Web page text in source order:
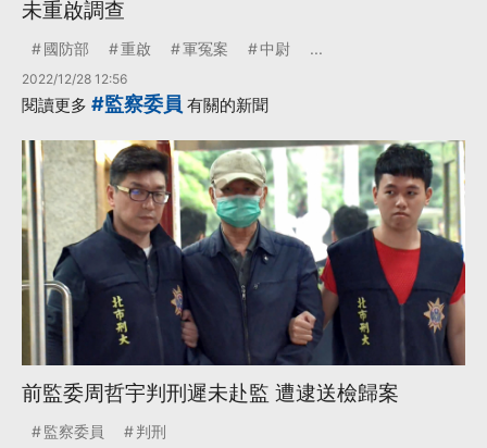
未重啟調查
國防部 重啟 軍冤案 中尉 ...
2022/12/28 12:56
閱讀更多 #監察委員 有關的新聞
前監委周哲宇判刑遲未赴監 遭逮送檢歸案
監察委員 判刑